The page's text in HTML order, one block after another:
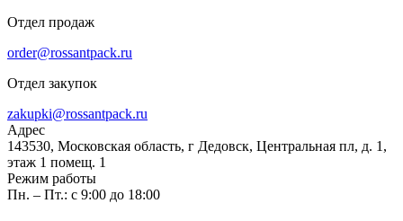
Отдел продаж
order@rossantpack.ru
Отдел закупок
zakupki@rossantpack.ru
Адрес
143530, Московская область, г Дедовск, Центральная пл, д. 1,
этаж 1 помещ. 1
Режим работы
Пн. – Пт.: с 9:00 до 18:00